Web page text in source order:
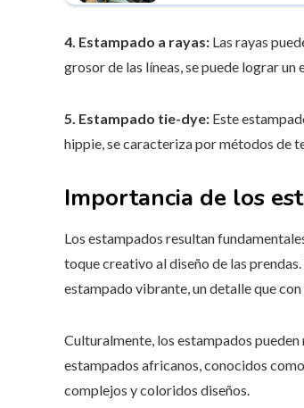
4. Estampado a rayas: Las rayas
grosor de las líneas, se puede lograr
5. Estampado tie-dye: Este
hippie, se caracteriza por métodos de
Importancia de los
Los estampados resultan
toque creativo al diseño de las
estampado vibrante, un detalle que
Culturalmente, los estampados
estampados africanos, conocidos
complejos y coloridos diseños.